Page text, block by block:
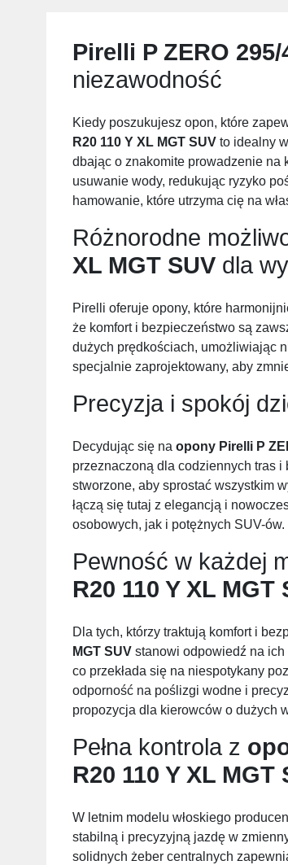
Pirelli P ZERO 295/
niezawodność
Kiedy poszukujesz opon, które
R20 110 Y XL MGT SUV to idealny
dbając o znakomite prowadzenie na
usuwanie wody, redukując ryzyko
hamowanie, które utrzyma cię na
Różnorodne
XL MGT SUV dla
Pirelli oferuje opony, które
że komfort i bezpieczeństwo są
dużych prędkościach, umożliwiając
specjalnie zaprojektowany, aby
Precyzja i spokój
Decydując się na opony Pirelli P
przeznaczoną dla codziennych tras
stworzone, aby sprostać wszystkim
łączą się tutaj z elegancją i
osobowych, jak i potężnych SUV-ów.
Pewność w każdej
R20 110 Y XL MGT
Dla tych, którzy traktują komfort i
MGT SUV stanowi odpowiedź na
co przekłada się na niespotykany
odporność na poślizgi wodne i
propozycja dla kierowców o dużych
Pełna kontrola z
R20 110 Y XL MGT
W letnim modelu włoskiego
stabilną i precyzyjną jazdę w
solidnych żeber centralnych